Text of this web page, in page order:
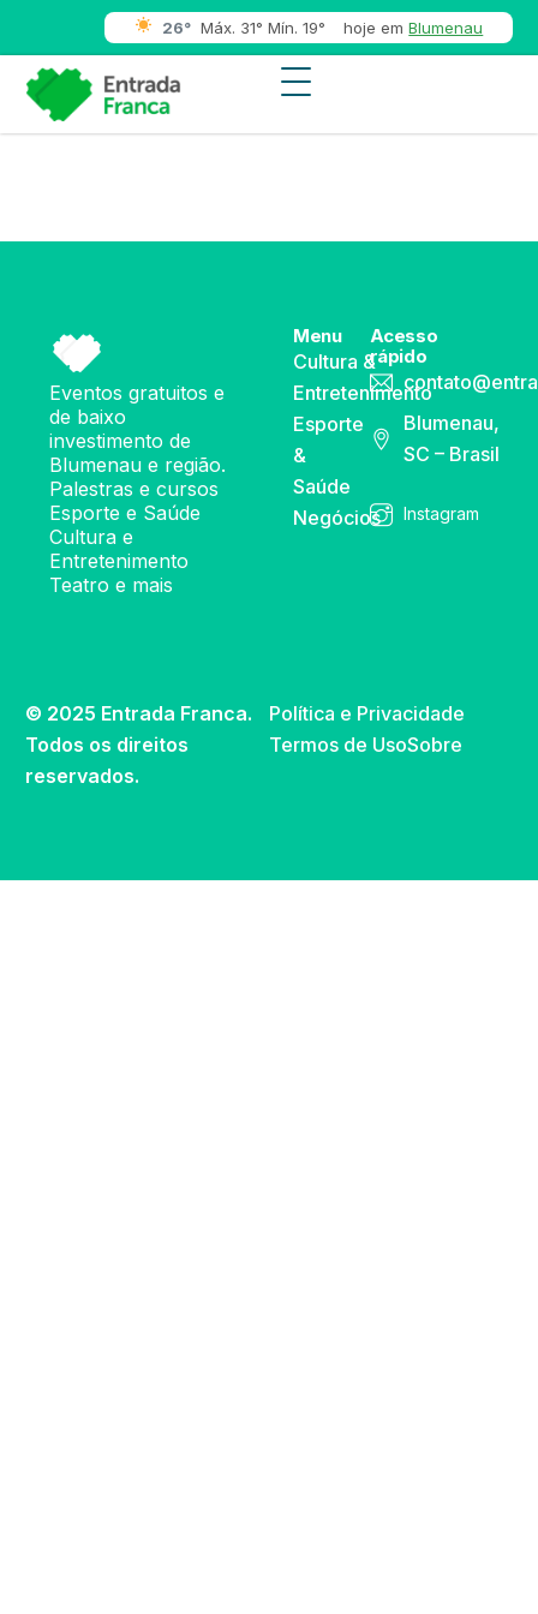
26° Máx. 31° Mín. 19° hoje em Blumenau
Eventos gratuitos e
de baixo
investimento de
Blumenau e região.
Palestras e cursos
Esporte e Saúde
Cultura e
Entretenimento
Teatro e mais
Menu
Cultura &
Entretenimento
Esporte
&
Saúde
Negócios
Acesso
rápido
Blumenau,
SC – Brasil
Instagram
© 2025 Entrada Franca.
Todos os direitos
reservados.
Política e Privacidade
Termos de UsoSobre